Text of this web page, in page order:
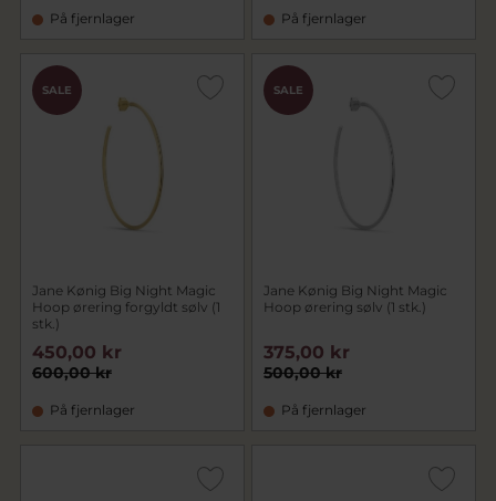
På fjernlager På fjernlager
SALE
Jane Kønig Big Night Magic
Hoop ørering forgyldt sølv (1
stk.)
600,00 kr
450,00 kr
På fjernlager
SALE
Jane Kønig Big Night Magic
Hoop ørering sølv (1 stk.)
500,00 kr
375,00 kr
På fjernlager